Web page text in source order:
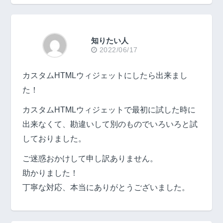
知りたい人
2022/06/17
カスタムHTMLウィジェットにしたら出来まし
た！
カスタムHTMLウィジェットで最初に試した時に
出来なくて、勘違いして別のものでいろいろと試
しておりました。
ご迷惑おかけして申し訳ありません。
助かりました！
丁寧な対応、本当にありがとうございました。